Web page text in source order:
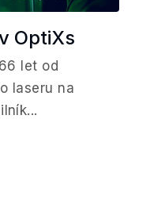
OptiXs
let od
laseru na